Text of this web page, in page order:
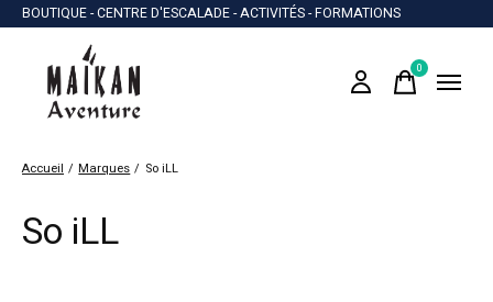
BOUTIQUE - CENTRE D'ESCALADE - ACTIVITÉS - FORMATIONS
0items
Accueil / Marques / So iLL
So iLL